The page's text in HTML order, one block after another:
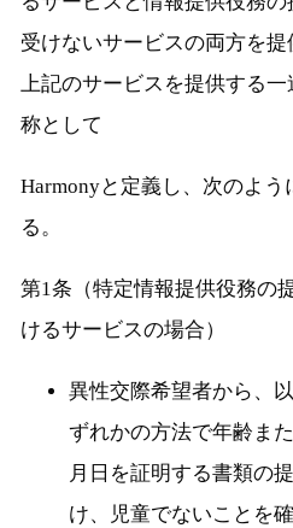
受けないサービスの両方を提
上記のサービスを提供する一
称として
Harmonyと定義し、次のよう
る。
第1条（特定情報提供役務の
けるサービスの場合）
異性交際希望者から、
ずれかの方法で年齢ま
月日を証明する書類の
け、児童でないことを